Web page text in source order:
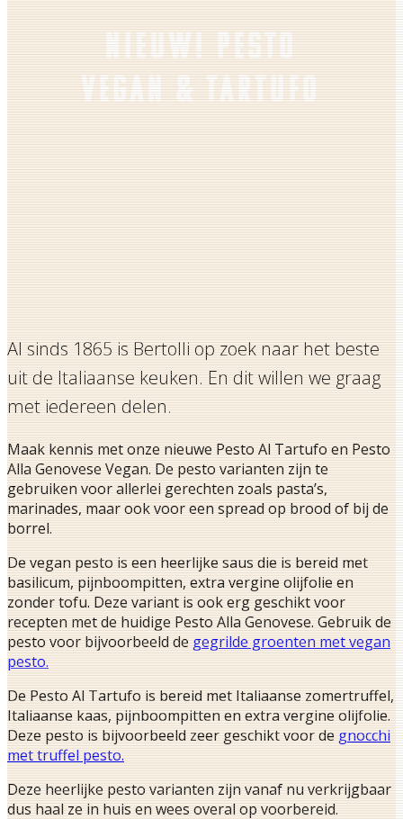
NIEUW! PESTO
VEGAN & TARTUFO
Al sinds 1865 is Bertolli op zoek naar het beste
uit de Italiaanse keuken. En dit willen we graag
met iedereen delen.
Maak kennis met onze nieuwe Pesto Al Tartufo en Pesto
Alla Genovese Vegan. De pesto varianten zijn te
gebruiken voor allerlei gerechten zoals pasta’s,
marinades, maar ook voor een spread op brood of bij de
borrel.
De vegan pesto is een heerlijke saus die is bereid met
basilicum, pijnboompitten, extra vergine olijfolie en
zonder tofu. Deze variant is ook erg geschikt voor
recepten met de huidige Pesto Alla Genovese. Gebruik de
pesto voor bijvoorbeeld de gegrilde groenten met vegan
pesto.
De Pesto Al Tartufo is bereid met Italiaanse zomertruffel,
Italiaanse kaas, pijnboompitten en extra vergine olijfolie.
Deze pesto is bijvoorbeeld zeer geschikt voor de gnocchi
met truffel pesto.
Deze heerlijke pesto varianten zijn vanaf nu verkrijgbaar
dus haal ze in huis en wees overal op voorbereid.